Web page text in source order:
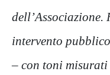
intervento
– con toni